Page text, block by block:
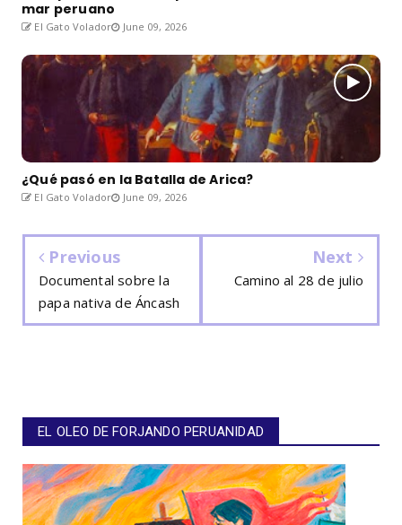
mar peruano
El Gato Volador June 09, 2026
¿Qué pasó en la Batalla de Arica?
El Gato Volador June 09, 2026
Previous
Documental sobre la
papa nativa de Áncash
Next
Camino al 28 de julio
EL OLEO DE FORJANDO PERUANIDAD